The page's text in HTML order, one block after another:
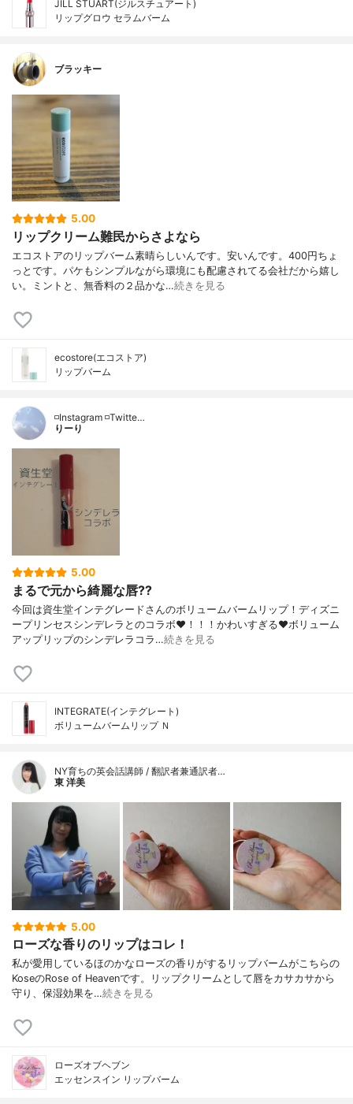
JILL STUART(ジルスチュアート)
リップグロウ セラムバーム
ブラッキー
5.00
リップクリーム難民からさよなら
エコストアのリップバーム素晴らしいんです。安いんです。400円ちょ
っとです。パケもシンプルながら環境にも配慮されてる会社だから嬉し
い。ミントと、無香料の２品かな…続きを見る
ecostore(エコストア)
リップバーム
◽️Instagram ◽️Twitte…
りーり
5.00
まるで元から綺麗な唇??
今回は資生堂インテグレードさんのボリュームバームリップ！ディズニ
ープリンセスシンデレラとのコラボ❤️！！！かわいすぎる❤️ボリューム
アップリップのシンデレラコラ…続きを見る
INTEGRATE(インテグレート)
ボリュームバームリップ Ｎ
NY育ちの英会話講師 / 翻訳者兼通訳者…
東 洋美
5.00
ローズな香りのリップはコレ！
私が愛用しているほのかなローズの香りがするリップバームがこちらの
KoseのRose of Heavenです。リップクリームとして唇をカサカサから
守り、保湿効果を…続きを見る
ローズオブヘブン
エッセンスイン リップバーム